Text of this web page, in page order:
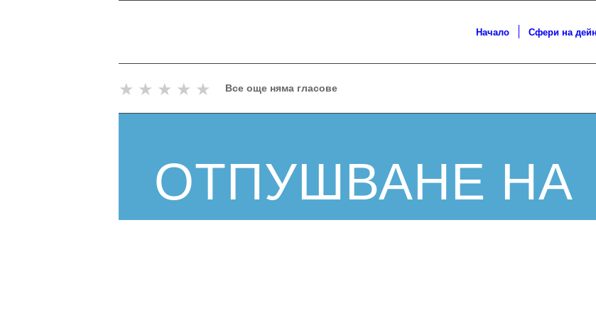
Начало Сфери на
★
★
★
★
★ Все още няма гласове
ОТПУШВАНЕ НА
КАНАЛИ В